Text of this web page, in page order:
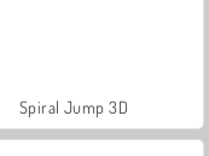
Spiral Jump 3D